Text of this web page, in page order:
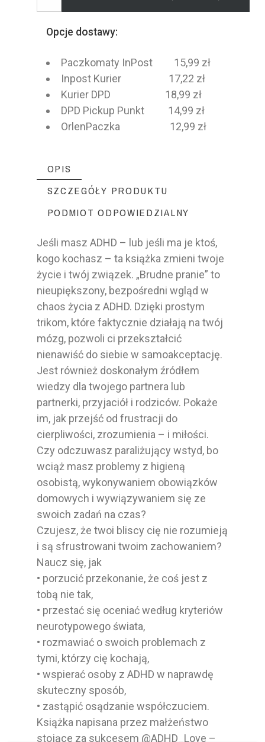
Opcje dostawy:
Paczkomaty InPost 15,99 zł
Inpost Kurier 17,22 zł
Kurier DPD 18,99 zł
DPD Pickup Punkt 14,99 zł
OrlenPaczka 12,99 zł
OPIS
SZCZEGÓŁY PRODUKTU
PODMIOT ODPOWIEDZIALNY
Jeśli masz ADHD – lub jeśli ma je ktoś,
kogo kochasz – ta książka zmieni twoje
życie i twój związek. „Brudne pranie” to
nieupiększony, bezpośredni wgląd w
chaos życia z ADHD. Dzięki prostym
trikom, które faktycznie działają na twój
mózg, pozwoli ci przekształcić
nienawiść do siebie w samoakceptację.
Jest również doskonałym źródłem
wiedzy dla twojego partnera lub
partnerki, przyjaciół i rodziców. Pokaże
im, jak przejść od frustracji do
cierpliwości, zrozumienia – i miłości.
Czy odczuwasz paraliżujący wstyd, bo
wciąż masz problemy z higieną
osobistą, wykonywaniem obowiązków
domowych i wywiązywaniem się ze
swoich zadań na czas?
Czujesz, że twoi bliscy cię nie rozumieją
i są sfrustrowani twoim zachowaniem?
Naucz się, jak
• porzucić przekonanie, że coś jest z
tobą nie tak,
• przestać się oceniać według kryteriów
neurotypowego świata,
• rozmawiać o swoich problemach z
tymi, którzy cię kochają,
• wspierać osoby z ADHD w naprawdę
skuteczny sposób,
• zastąpić osądzanie współczuciem.
Książka napisana przez małżeństwo
stojące za sukcesem @ADHD_Love –